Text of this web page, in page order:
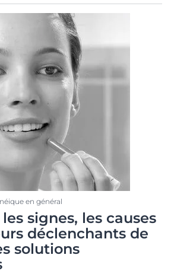
en général
signes, les causes
déclenchants de
solutions